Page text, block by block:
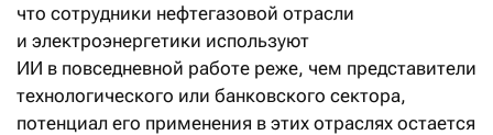
что сотрудники нефтегазовой отрасли
и электроэнергетики используют
ИИ в повседневной работе реже, чем представители
технологического или банковского сектора,
потенциал его применения в этих отраслях остается